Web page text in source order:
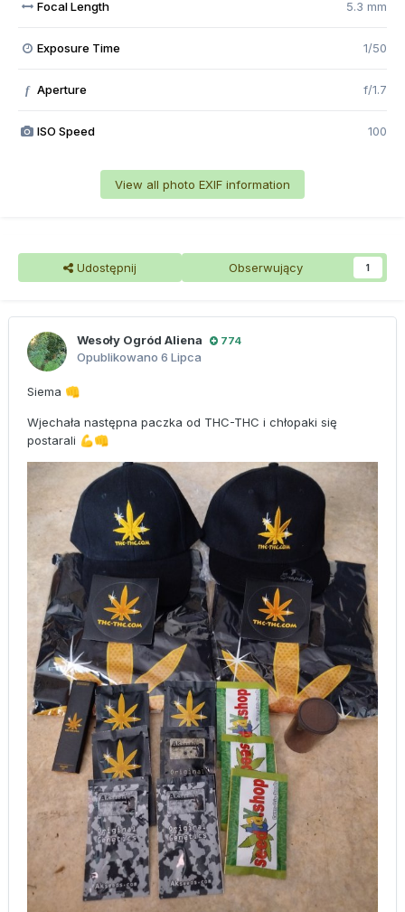
Focal Length 5.3 mm
Exposure Time 1/50
f Aperture f/1.7
ISO Speed 100
View all photo EXIF information
Udostępnij Obserwujący 1
Wesoły Ogród Aliena 774
Opublikowano 6 Lipca
Siema 👊
Wjechała następna paczka od THC-THC i chłopaki się
postarali 💪👊